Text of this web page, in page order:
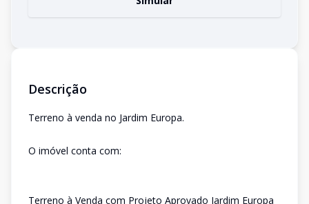
Descrição
Terreno à venda no Jardim Europa.
O imóvel conta com:
Terreno à Venda com Projeto Aprovado Jardim Europa